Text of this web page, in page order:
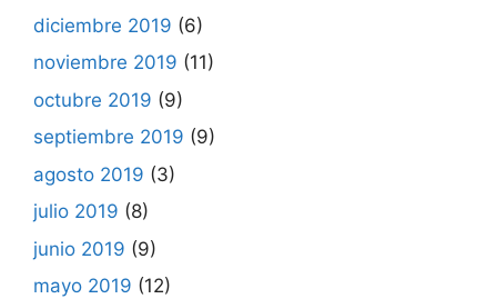
diciembre 2019 (6)
noviembre 2019 (11)
octubre 2019 (9)
septiembre 2019 (9)
agosto 2019 (3)
julio 2019 (8)
junio 2019 (9)
mayo 2019 (12)